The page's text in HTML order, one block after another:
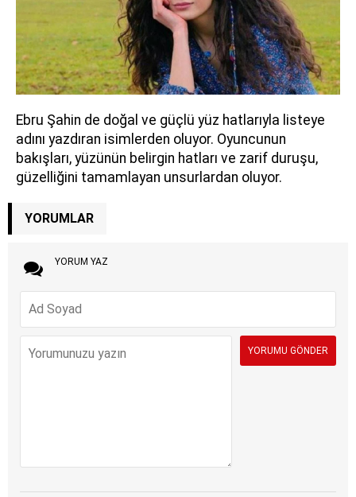
Ebru Şahin de doğal ve güçlü yüz hatlarıyla listeye
adını yazdıran isimlerden oluyor. Oyuncunun
bakışları, yüzünün belirgin hatları ve zarif duruşu,
güzelliğini tamamlayan unsurlardan oluyor.
YORUMLAR
YORUM YAZ